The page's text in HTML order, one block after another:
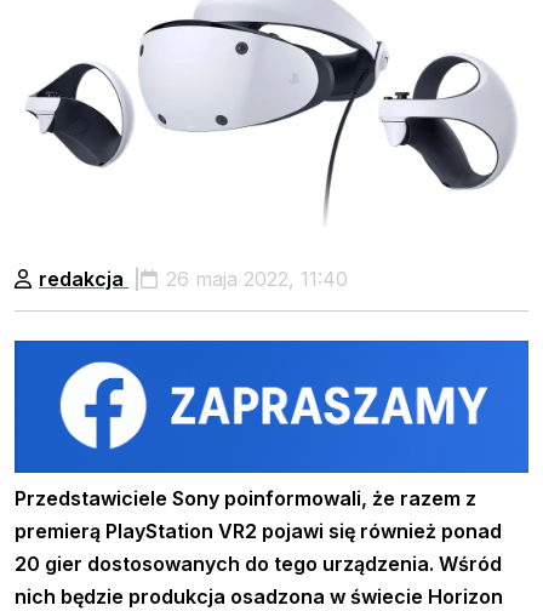
redakcja 26 maja 2022, 11:40
Przedstawiciele Sony poinformowali, że razem z
premierą PlayStation VR2 pojawi się również ponad
20 gier dostosowanych do tego urządzenia. Wśród
nich będzie produkcja osadzona w świecie Horizon